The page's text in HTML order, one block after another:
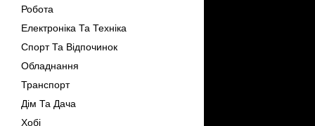
Робота
Електроніка Та Техніка
Спорт Та Відпочинок
Обладнання
Транспорт
Дім Та Дача
Хобі